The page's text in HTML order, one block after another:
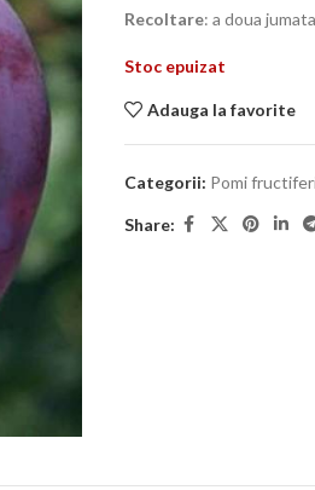
Recoltare: a doua
Stoc epuizat
Adauga la favorite
Categorii: Pomi
Share: